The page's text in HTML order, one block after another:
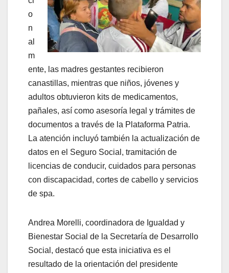
o
n
al
m
ente, las madres gestantes recibieron
canastillas, mientras que niños, jóvenes y
adultos obtuvieron kits de medicamentos,
pañales, así como asesoría legal y trámites de
documentos a través de la Plataforma Patria.
La atención incluyó también la actualización de
datos en el Seguro Social, tramitación de
licencias de conducir, cuidados para personas
con discapacidad, cortes de cabello y servicios
de spa.
Andrea Morelli, coordinadora de Igualdad y
Bienestar Social de la Secretaría de Desarrollo
Social, destacó que esta iniciativa es el
resultado de la orientación del presidente